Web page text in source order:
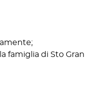
famiglia di Sto Gran